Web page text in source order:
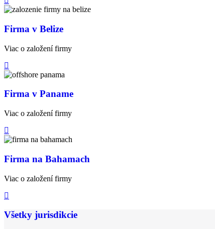
Firma v Belize
Viac o založení firmy
Firma v Paname
Viac o založení firmy
Firma na Bahamach
Viac o založení firmy
Všetky jurisdikcie